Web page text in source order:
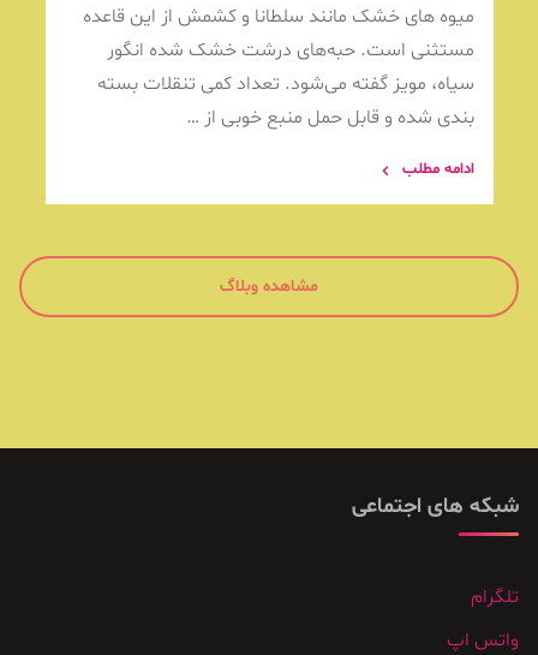
میوه های خشک مانند سلطانا و کشمش از این قاعده
مستثنی است. حبه‌های درشت خشک شده انگور
سیاه، مویز گفته می‌شود. تعداد کمی تنقلات بسته
بندی شده و قابل حمل منبع خوبی از …
ادامه مطلب
مشاهده وبلاگ
شبکه های اجتماعی
تلگرام
واتس اپ